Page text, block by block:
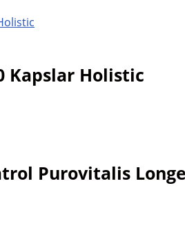
Kapslar Holistic
Purovitalis